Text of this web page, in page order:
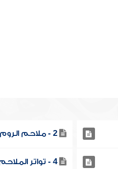
2 - ملاحم الروم
4 - تواتر الملاحم